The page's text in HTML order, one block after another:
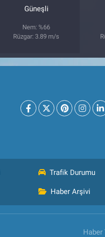
Güneşli
Nem: %66
Rüzgar: 3.89 m/s
Trafik Durumu
Haber Arşivi
Haber